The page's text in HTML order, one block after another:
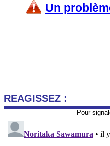
Un
REAGISSEZ :
Pour